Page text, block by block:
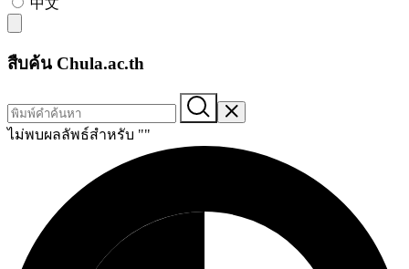
สืบค้น Chula.ac.th
ไม่พบผลลัพธ์สำหรับ ""